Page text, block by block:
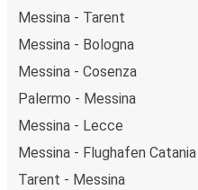
Messina - Tarent
Messina - Bologna
Messina - Cosenza
Palermo - Messina
Messina - Lecce
Messina - Flughafen Catania
Tarent - Messina